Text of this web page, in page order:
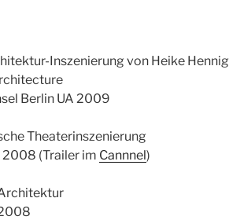
Inszenierung von Heike Hennig
Berlin UA 2009
Theaterinszenierung
(Trailer im Cannnel)